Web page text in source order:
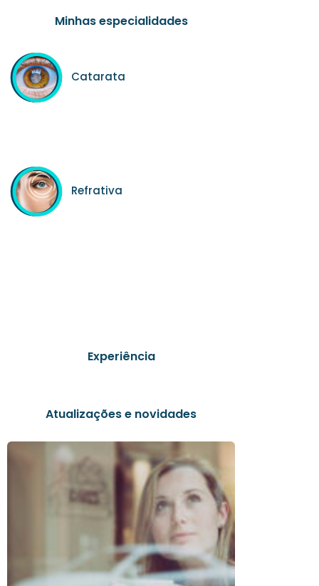
Minhas especialidades
Catarata
Refrativa
Experiência
Atualizações e novidades